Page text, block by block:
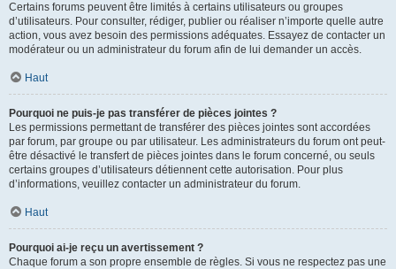
Certains forums peuvent être limités à certains utilisateurs ou groupes
d’utilisateurs. Pour consulter, rédiger, publier ou réaliser n’importe quelle autre
action, vous avez besoin des permissions adéquates. Essayez de contacter un
modérateur ou un administrateur du forum afin de lui demander un accès.
Haut
Pourquoi ne puis-je pas transférer de pièces jointes ?
Les permissions permettant de transférer des pièces jointes sont accordées
par forum, par groupe ou par utilisateur. Les administrateurs du forum ont peut-
être désactivé le transfert de pièces jointes dans le forum concerné, ou seuls
certains groupes d’utilisateurs détiennent cette autorisation. Pour plus
d’informations, veuillez contacter un administrateur du forum.
Haut
Pourquoi ai-je reçu un avertissement ?
Chaque forum a son propre ensemble de règles. Si vous ne respectez pas une